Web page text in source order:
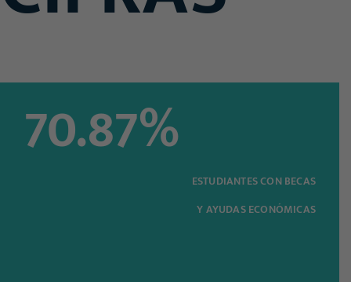
70.87%
ESTUDIANTES CON BECAS
Y AYUDAS ECONÓMICAS